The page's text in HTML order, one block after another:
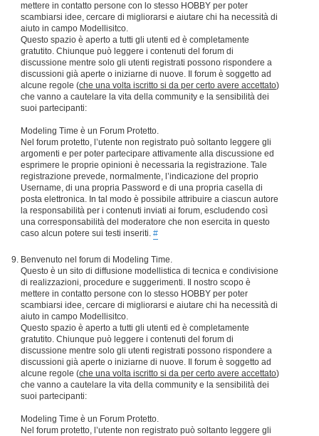
mettere in contatto persone con lo stesso HOBBY per poter
scambiarsi idee, cercare di migliorarsi e aiutare chi ha necessità di
aiuto in campo Modellisitco.
Questo spazio è aperto a tutti gli utenti ed è completamente
gratutito. Chiunque può leggere i contenuti del forum di
discussione mentre solo gli utenti registrati possono rispondere a
discussioni già aperte o iniziarne di nuove. Il forum è soggetto ad
alcune regole (che una volta iscritto si da per certo avere accettato)
che vanno a cautelare la vita della community e la sensibilità dei
suoi partecipanti:
Modeling Time è un Forum Protetto.
Nel forum protetto, l’utente non registrato può soltanto leggere gli
argomenti e per poter partecipare attivamente alla discussione ed
esprimere le proprie opinioni è necessaria la registrazione. Tale
registrazione prevede, normalmente, l’indicazione del proprio
Username, di una propria Password e di una propria casella di
posta elettronica. In tal modo è possibile attribuire a ciascun autore
la responsabilità per i contenuti inviati ai forum, escludendo così
una corresponsabilità del moderatore che non esercita in questo
caso alcun potere sui testi inseriti. #
Benvenuto nel forum di Modeling Time.
Questo è un sito di diffusione modellistica di tecnica e condivisione
di realizzazioni, procedure e suggerimenti. Il nostro scopo è
mettere in contatto persone con lo stesso HOBBY per poter
scambiarsi idee, cercare di migliorarsi e aiutare chi ha necessità di
aiuto in campo Modellisitco.
Questo spazio è aperto a tutti gli utenti ed è completamente
gratutito. Chiunque può leggere i contenuti del forum di
discussione mentre solo gli utenti registrati possono rispondere a
discussioni già aperte o iniziarne di nuove. Il forum è soggetto ad
alcune regole (che una volta iscritto si da per certo avere accettato)
che vanno a cautelare la vita della community e la sensibilità dei
suoi partecipanti:
Modeling Time è un Forum Protetto.
Nel forum protetto, l’utente non registrato può soltanto leggere gli